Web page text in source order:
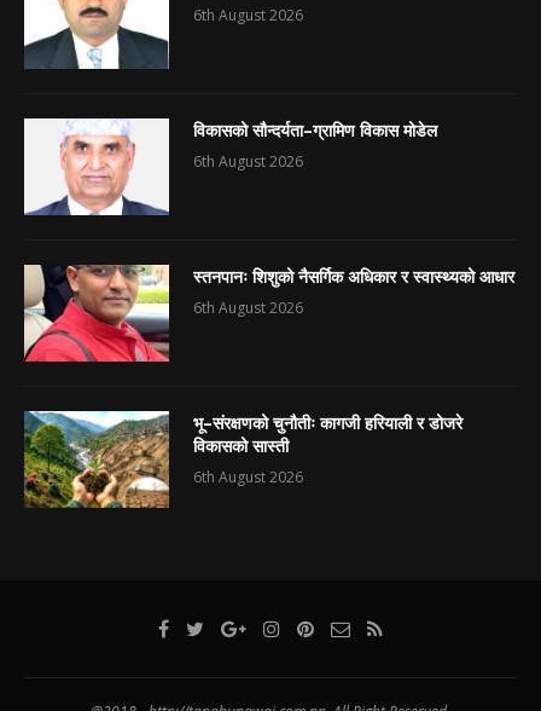
6th August 2026
विकासको सौन्दर्यता–ग्रामिण विकास मोडेल
6th August 2026
स्तनपानः शिशुको नैसर्गिक अधिकार र स्वास्थ्यको आधार
6th August 2026
भू–संरक्षणको चुनौतीः कागजी हरियाली र डोजरे
विकासको सास्ती
6th August 2026